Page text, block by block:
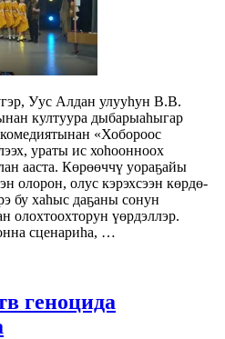
Уус Алдан улууһун В.В.
култуура дыбарыаһыгар
«Хобороос
ураты ис хоһоонноох
ааста. Көрөөччү уораҕайы
олорон, олус кэрэхсээн көрдө-
бу хаһыс даҕаны сонун
олохтоохторун үөрдэллэр.
сценариһа, …
геноцида